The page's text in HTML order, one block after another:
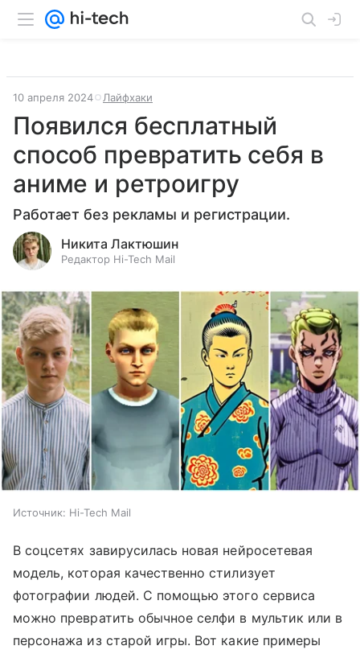
10 апреля 2024 Лайфхаки
Появился бесплатный
способ превратить себя в
аниме и ретроигру
Работает без рекламы и регистрации.
Никита Лактюшин
Редактор Hi-Tech Mail
Источник: Hi-Tech Mail
В соцсетях завирусилась новая нейросетевая
модель, которая качественно стилизует
фотографии людей. С помощью этого сервиса
можно превратить обычное селфи в мультик или в
персонажа из старой игры. Вот какие примеры